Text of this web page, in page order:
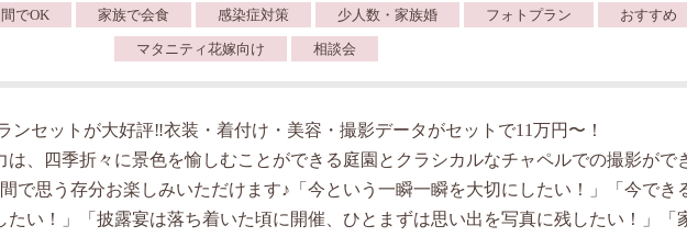
でOK 家族で会食 感染症対策 少人数・家族婚 フォトプラン おすすめ
マタニティ花嫁向け 相談会
ンセットが大好評‼︎衣装・着付け・美容・撮影データがセットで11万円〜！
は、四季折々に景色を愉しむことができる庭園とクラシカルなチャペルでの撮影がで
で思う存分お楽しみいただけます♪「今という一瞬一瞬を大切にしたい！」「今でき
たい！」「披露宴は落ち着いた頃に開催、ひとまずは思い出を写真に残したい！」「